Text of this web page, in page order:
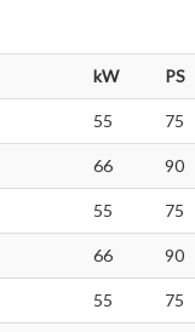
kW PS
55 75
66 90
55 75
66 90
55 75